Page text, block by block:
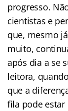
progresso.
cientistas e
que, mesmo
muito,
após dia a se
leitora,
que a
fila pode